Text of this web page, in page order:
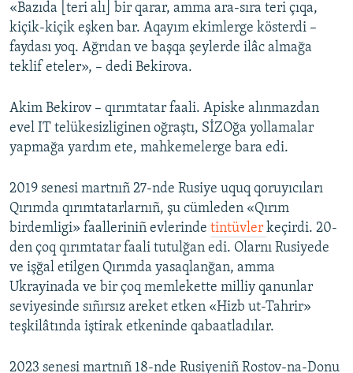
«Bazıda [teri alı] bir qarar, amma ara-sıra teri çıqa,
kiçik-kiçik eşken bar. Aqayım ekimlerge kösterdi –
faydası yoq. Ağrıdan ve başqa şeylerde ilâc almağa
teklif eteler», – dedi Bekirova.
Akim Bekirov – qırımtatar faali. Apiske alınmazdan
evel IT telükesizliginen oğraştı, SİZOğa yollamalar
yapmağa yardım ete, mahkemelerge bara edi.
2019 senesi martnıñ 27-nde Rusiye uquq qoruyıcıları
Qırımda qırımtatarlarnıñ, şu cümleden «Qırım
birdemligi» faalleriniñ evlerinde tintüvler keçirdi. 20-
den çoq qırımtatar faali tutulğan edi. Olarnı Rusiyede
ve işğal etilgen Qırımda yasaqlanğan, amma
Ukrayinada ve bir çoq memlekette milliy qanunlar
seviyesinde sıñırsız areket etken «Hizb ut-Tahrir»
teşkilâtında iştirak etkeninde qabaatladılar.
2023 senesi martnıñ 18-nde Rusiyeniñ Rostov-na-Donu